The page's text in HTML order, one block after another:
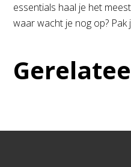
essentials haal je het
waar wacht je nog op?